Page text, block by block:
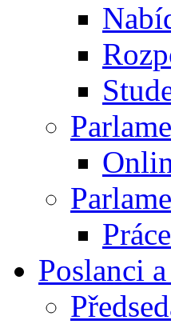
Poslanci